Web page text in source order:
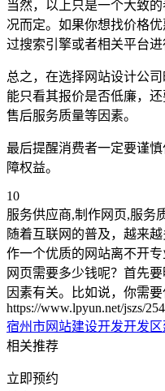
当然，以上只是一个大致
况而定。如果你想找价格
过搜索引擎或者相关平台进
总之，在选择网站设计公
能只看其报价是否低廉，
售后服务质量等因素。
最后提醒消费者一定要谨
障权益。
10
服务供应商,制作网页,服务
随着互联网的普及，越来
作一个优质的网站离不开
网页需要多少钱呢？首先
因素有关。比如说，你需
https://www.lpyun.net/jszs/
宿州市网站建设开发开发区
相关推荐
立即预约